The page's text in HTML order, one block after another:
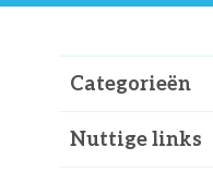
Categorieën
Nuttige links